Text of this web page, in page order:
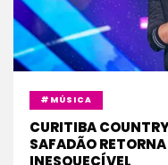
#MÚSICA
CURITIBA
SAFADÃO
INESQUECÍVEL